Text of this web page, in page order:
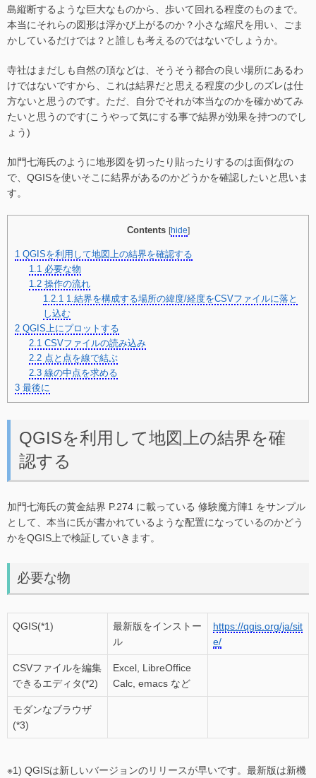
島縦断するような巨大なものから、歩いて回れる程度のものまで。
本当にそれらの図形は浮かび上がるのか？小さな縮尺を用い、ごま
かしているだけでは？と誰しも考えるのではないでしょうか。
寺社はまだしも自然の頂などは、そうそう都合の良い場所にあるわ
けではないですから、これは結界だと思える程度の少しのズレは仕
方ないと思うのです。ただ、自分でそれが本当なのかを確かめてみ
たいと思うのです(こうやって気にする事で結界が効果を持つのでし
ょう)
加門七海氏のように地形図を切ったり貼ったりするのは面倒なの
で、QGISを使いそこに結界があるのかどうかを確認したいと思いま
す。
Contents [hide]
1 QGISを利用して地図上の結界を確認する
1.1必要な物
1.2操作の流れ
1.2.11.結界を構成する場所の緯度/経度をCSVファイルに落と
し込む
2 QGIS上にプロットする
2.1CSVファイルの読み込み
2.2点と点を線で結ぶ
2.3線の中点を求める
3 最後に
QGISを利用して地図上の結界を確
認する
加門七海氏の黄金結界 P.274 に載っている 修験魔方陣1 をサンプル
として、本当に氏が書かれているような配置になっているのかどう
かをQGIS上で検証していきます。
必要な物
QGIS(*1)
最新版をインストー
ル
https://qgis.org/ja/sit
e/
CSVファイルを編集
できるエディタ(*2)
Excel, LibreOffice
Calc, emacs など
モダンなブラウザ
(*3)
※1) QGISは新しいバージョンのリリースが早いです。最新版は新機